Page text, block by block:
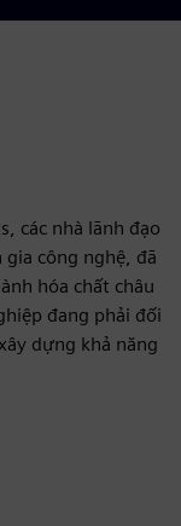
các nhà lãnh đạo
gia công nghệ, đã
hóa chất châu
đang phải đối
dựng khả năng